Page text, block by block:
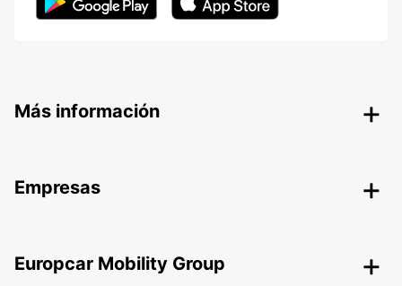
Más información
Empresas
Europcar Mobility Group